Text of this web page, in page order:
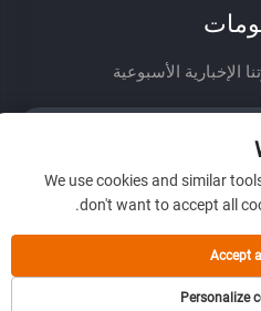
الإخبارية الأسبوعية
We use cookies and similar
don't want to accept all
Personalize
Accept